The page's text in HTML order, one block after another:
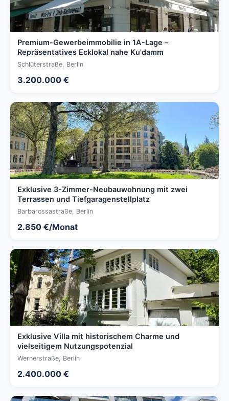
Premium-Gewerbeimmobilie in 1A-Lage –
Repräsentatives Ecklokal nahe Ku'damm
Schlüterstraße, Berlin
3.200.000 €
Exklusive 3-Zimmer-Neubauwohnung mit zwei
Terrassen und Tiefgaragenstellplatz
Barbarossastraße, Berlin
2.850 €/Monat
Exklusive Villa mit historischem Charme und
vielseitigem Nutzungspotenzial
Wernerstraße, Berlin
2.400.000 €